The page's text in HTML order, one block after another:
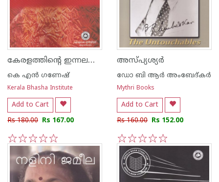
കേരളത്തിന്റെ ഇന്നലകള്‍
കെ എന്‍ ഗണേഷ്
Kerala Bhasha Institute
Add to Cart
Rs 180.00 Rs 167.00
5
4
3
2
1
അസ്പ്യശ്യര്‍
ഡോ ബി ആര്‍ അംബേദ്കര്‍
Mythri Books
Add to Cart
Rs 160.00 Rs 152.00
5
4
3
2
1